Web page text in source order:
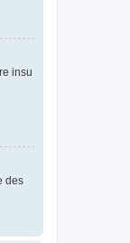
insu
des